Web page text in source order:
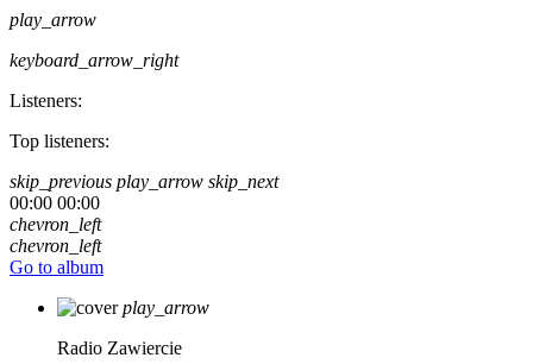
play_arrow
keyboard_arrow_right
Listeners:
Top listeners:
skip_previous play_arrow skip_next
00:00 00:00
chevron_left
chevron_left
Go to album
play_arrow
Radio Zawiercie